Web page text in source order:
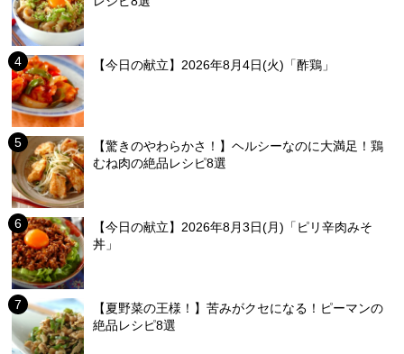
【今日の献立】2026年8月4日(火)「酢鶏」
【驚きのやわらかさ！】ヘルシーなのに大満足！鶏
むね肉の絶品レシピ8選
【今日の献立】2026年8月3日(月)「ピリ辛肉みそ
丼」
【夏野菜の王様！】苦みがクセになる！ピーマンの
絶品レシピ8選